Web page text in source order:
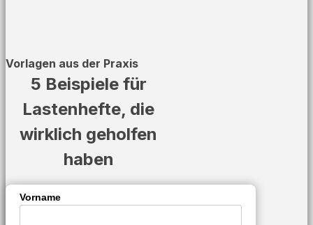
Vorlagen aus der Praxis
5 Beispiele für
Lastenhefte, die
wirklich geholfen
haben
Vorname